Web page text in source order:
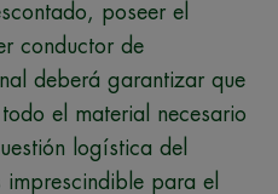
poseer el
conductor de
deberá garantizar que
el material necesario
logística del
imprescindible para el